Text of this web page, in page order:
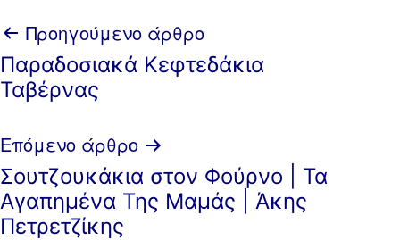
Πλοήγηση
άρθρων
Προηγούμενο άρθρο
Παραδοσιακά Κεφτεδάκια
Ταβέρνας
Επόμενο άρθρο
Σουτζουκάκια στον Φούρνο | Τα
Αγαπημένα Της Μαμάς | Άκης
Πετρετζίκης